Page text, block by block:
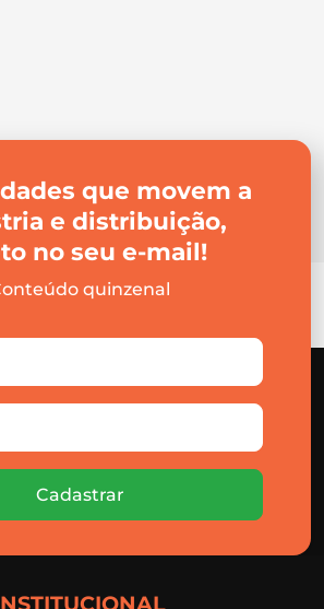
que movem a
e distribuição,
no seu e-mail!
quinzenal
Cadastrar